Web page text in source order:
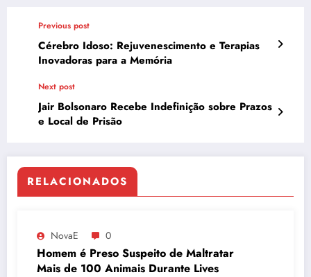
Previous post
Cérebro Idoso: Rejuvenescimento e Terapias
Inovadoras para a Memória
Next post
Jair Bolsonaro Recebe Indefinição sobre Prazos
e Local de Prisão
RELACIONADOS
NovaE 0
Homem é Preso Suspeito de Maltratar
Mais de 100 Animais Durante Lives